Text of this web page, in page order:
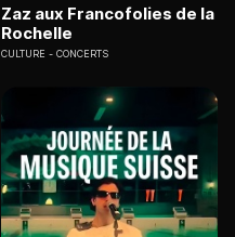
Zaz aux Francofolies de la
Rochelle
CULTURE CONCERTS